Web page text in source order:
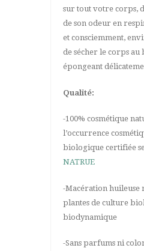
sur tout votre corps,
de son odeur en
et consciemment,
de sécher le corps au
épongeant
Qualité:
-100% cosmétique
l’occurrence
biologique certifiée
NATRUE
-Macération huileuse
plantes de culture
biodynamique
-Sans parfums ni